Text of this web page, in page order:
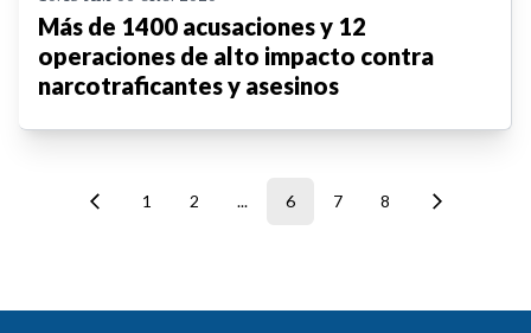
Más de 1400 acusaciones y 12
operaciones de alto impacto contra
narcotraficantes y asesinos
1 2 ... 6 7 8